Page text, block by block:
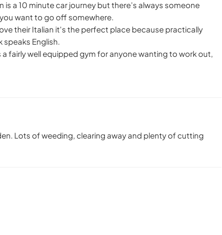
is a 10 minute car journey but there’s always someone
want to go off somewhere.
their Italian it's the perfect place because practically
speaks English.
fairly well equipped gym for anyone wanting to work out,
Lots of weeding, clearing away and plenty of cutting